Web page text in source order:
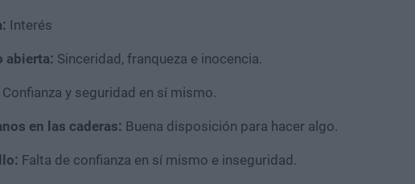
Interés
abierta: Sinceridad, franqueza e inocencia.
Confianza y seguridad en sí mismo.
en las caderas: Buena disposición para hacer algo.
Falta de confianza en sí mismo e inseguridad.